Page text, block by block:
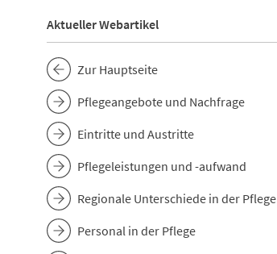
Aktueller Webartikel
Zur Hauptseite
Pflegeangebote und Nachfrage
Eintritte und Austritte
Pflegeleistungen und -aufwand
Regionale Unterschiede in der Pflege
Personal in der Pflege